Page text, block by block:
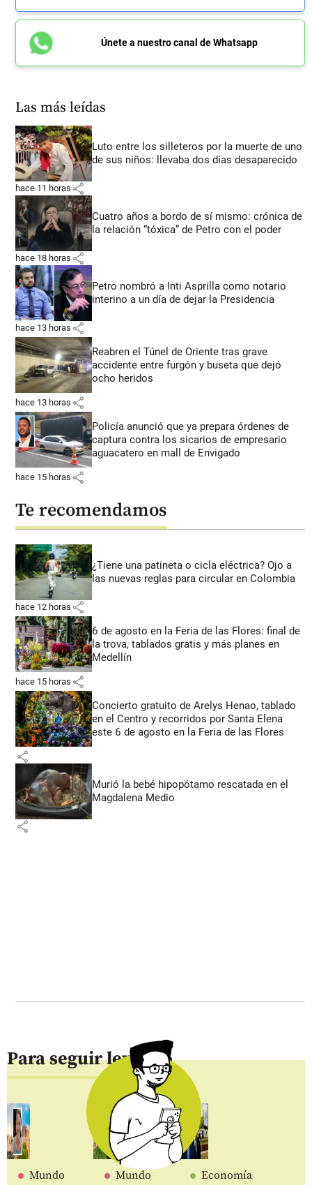
Únete a nuestro canal de Whatsapp
Las más leídas
Luto entre los silleteros por la muerte de uno
de sus niños: llevaba dos días desaparecido
hace 11 horas share
Cuatro años a bordo de sí mismo: crónica de
la relación “tóxica” de Petro con el poder
hace 18 horas share
Petro nombró a Inti Asprilla como notario
interino a un día de dejar la Presidencia
hace 13 horas share
Reabren el Túnel de Oriente tras grave
accidente entre furgón y buseta que dejó
ocho heridos
hace 13 horas share
Policía anunció que ya prepara órdenes de
captura contra los sicarios de empresario
aguacatero en mall de Envigado
hace 15 horas share
Te recomendamos
¿Tiene una patineta o cicla eléctrica? Ojo a
las nuevas reglas para circular en Colombia
hace 12 horas share
6 de agosto en la Feria de las Flores: final de
la trova, tablados gratis y más planes en
Medellín
hace 15 horas share
Concierto gratuito de Arelys Henao, tablado
en el Centro y recorridos por Santa Elena
este 6 de agosto en la Feria de las Flores
share
Murió la bebé hipopótamo rescatada en el
Magdalena Medio
share
Para seguir leyendo
Mundo Mundo Economía